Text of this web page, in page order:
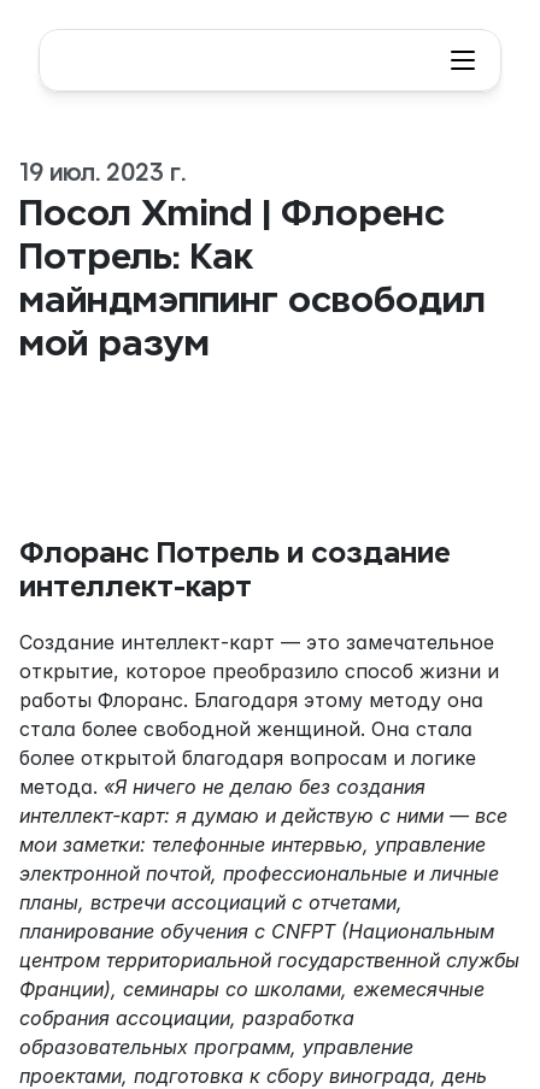
19 июл. 2023 г.
Посол Xmind | Флоренс
Потрель: Как
майндмэппинг освободил
мой разум
Флоранс Потрель и создание
интеллект-карт
Создание интеллект-карт — это замечательное
открытие, которое преобразило способ жизни и
работы Флоранс. Благодаря этому методу она
стала более свободной женщиной. Она стала
более открытой благодаря вопросам и логике
метода. «Я ничего не делаю без создания
интеллект-карт: я думаю и действую с ними — все
мои заметки: телефонные интервью, управление
электронной почтой, профессиональные и личные
планы, встречи ассоциаций с отчетами,
планирование обучения с CNFPT (Национальным
центром территориальной государственной службы
Франции), семинары со школами, ежемесячные
собрания ассоциации, разработка
образовательных программ, управление
проектами, подготовка к сбору винограда, день